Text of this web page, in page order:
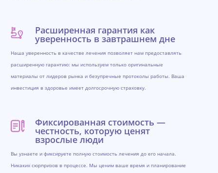
Расширенная гарантия как
уверенность в завтрашнем дне
Наша уверенность в качестве лечения позволяет нам предоставлять
расширенную гарантию: мы используем только оригинальные
материалы от лидеров рынка и безупречные протоколы работы. Ваша
инвестиция в здоровье имеет долгосрочную страховку.
Фиксированная стоимость —
честность, которую ценят
взрослые люди
Вы узнаете и фиксируете полную стоимость лечения до его начала.
Никаких сюрпризов в процессе. Мы ценим ваше время и планирование